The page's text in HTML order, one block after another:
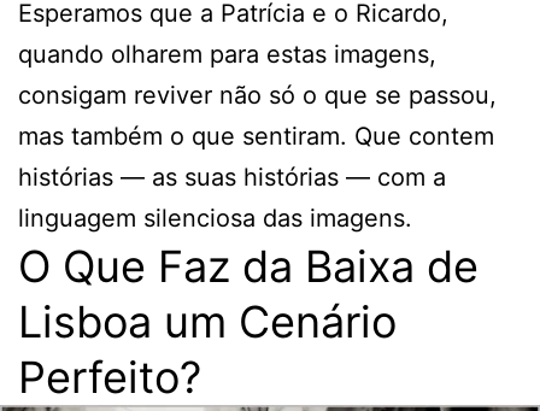
Esperamos que a Patrícia e o Ricardo,
quando olharem para estas imagens,
consigam reviver não só o que se passou,
mas também o que sentiram. Que contem
histórias — as suas histórias — com a
linguagem silenciosa das imagens.
O Que Faz da Baixa de
Lisboa um Cenário
Perfeito?